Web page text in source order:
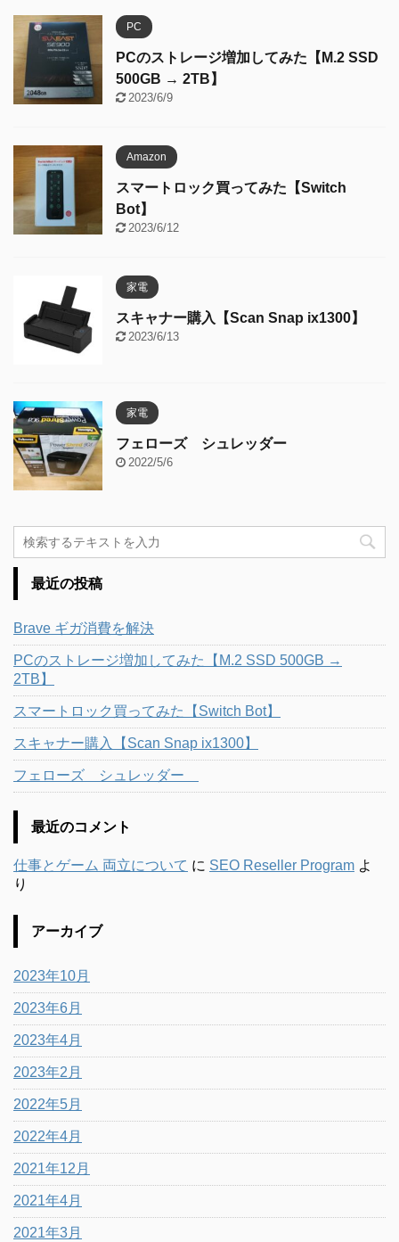
PC
PCのストレージ増加してみた【M.2 SSD
500GB → 2TB】
2023/6/9
Amazon
スマートロック買ってみた【Switch
Bot】
2023/6/12
家電
スキャナー購入【Scan Snap ix1300】
2023/6/13
家電
フェローズ シュレッダー
2022/5/6
最近の投稿
Brave ギガ消費を解決
PCのストレージ増加してみた【M.2 SSD 500GB →
2TB】
スマートロック買ってみた【Switch Bot】
スキャナー購入【Scan Snap ix1300】
フェローズ シュレッダー
最近のコメント
仕事とゲーム 両立について に SEO Reseller Program よ
り
アーカイブ
2023年10月
2023年6月
2023年4月
2023年2月
2022年5月
2022年4月
2021年12月
2021年4月
2021年3月